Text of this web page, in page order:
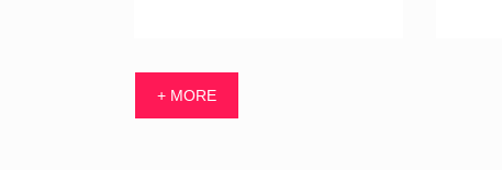
+ MORE